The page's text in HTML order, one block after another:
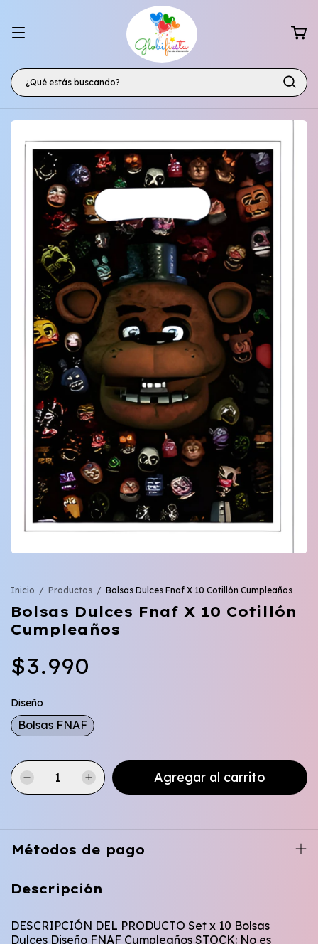
Inicio / Productos / Bolsas Dulces Fnaf X 10 Cotillón Cumpleaños
Bolsas Dulces Fnaf X 10 Cotillón
Cumpleaños
$3.990
Diseño
Bolsas FNAF
Métodos de pago
Descripción
DESCRIPCIÓN DEL PRODUCTO Set x 10 Bolsas
Dulces Diseño FNAF Cumpleaños STOCK: No es